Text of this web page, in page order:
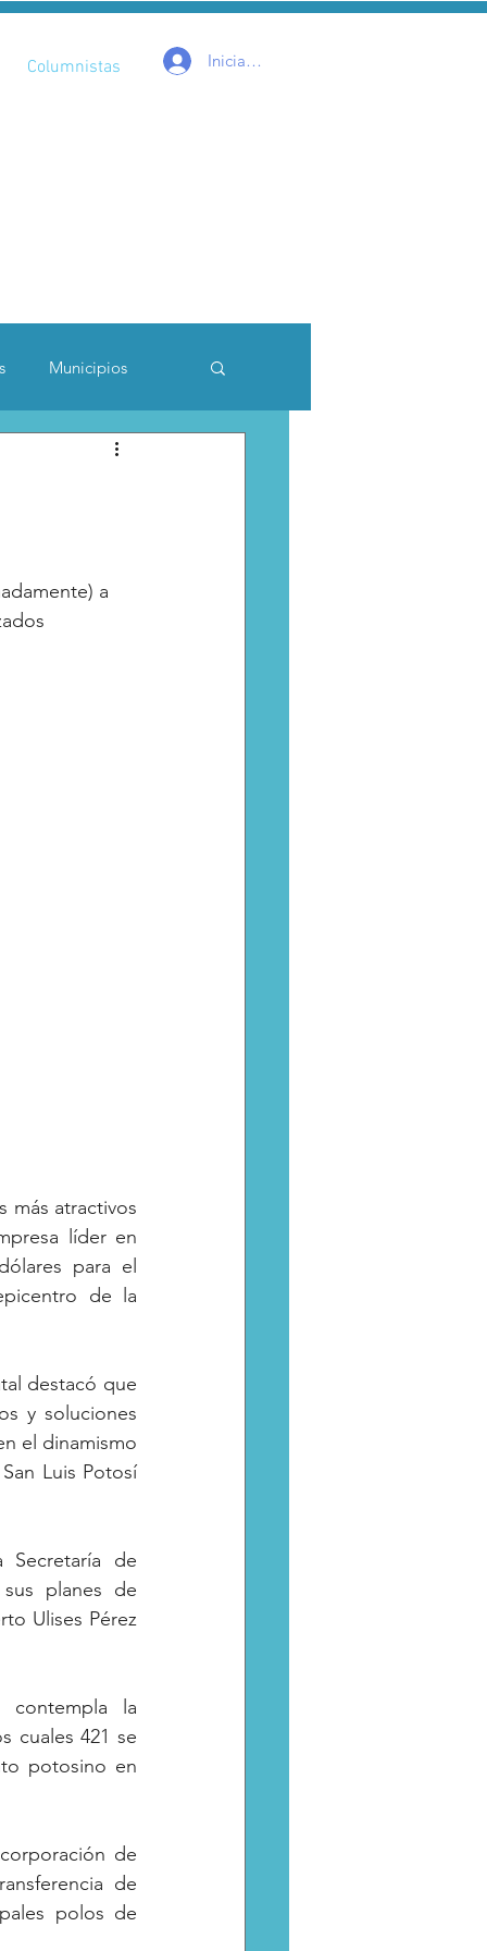
Columnistas Iniciar sesión
Municipios
critica
a
más atractivos
líder en
para el
de la
destacó que
y soluciones
el dinamismo
Luis Potosí
de
planes de
Ulises Pérez
contempla la
cuales 421 se
potosino en
de
de
polos de